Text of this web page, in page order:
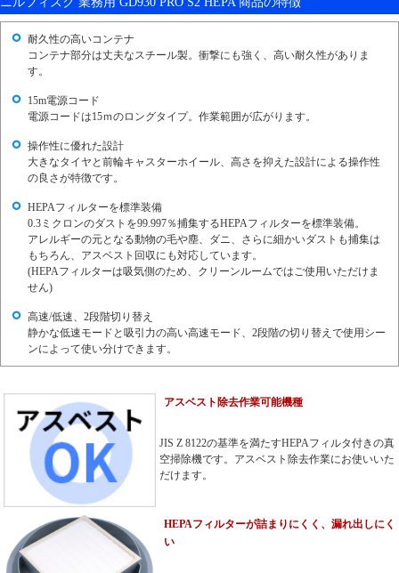
耐久性の高いコンテナ
コンテナ部分は丈夫なスチール製。衝撃にも強く、高い耐久性がありま
す。
15m電源コード
電源コードは15ｍのロングタイプ。作業範囲が広がります。
操作性に優れた設計
大きなタイヤと前輪キャスターホイール、高さを抑えた設計による操作性
の良さが特徴です。
HEPAフィルターを標準装備
0.3ミクロンのダストを99.997％捕集するHEPAフィルターを標準装備。
アレルギーの元となる動物の毛や塵、ダニ、さらに細かいダストも捕集は
もちろん、アスベスト回収にも対応しています。
(HEPAフィルターは吸気側のため、クリーンルームではご使用いただけま
せん)
高速/低速、2段階切り替え
静かな低速モードと吸引力の高い高速モード、2段階の切り替えで使用シー
ンによって使い分けできます。
アスベスト除去作業可能機種
JIS Z 8122の基準を満たすHEPAフィルタ付きの真
空掃除機です。アスベスト除去作業にお使いいた
だけます。
HEPAフィルターが詰まりにくく、漏れ出しにく
い